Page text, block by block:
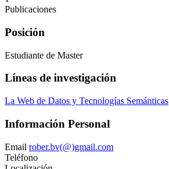
Publicaciones
Posición
Estudiante de Master
Líneas de investigación
La Web de Datos y Tecnologías Semánticas
Información Personal
Email rober.bv(@)gmail.com
Teléfono